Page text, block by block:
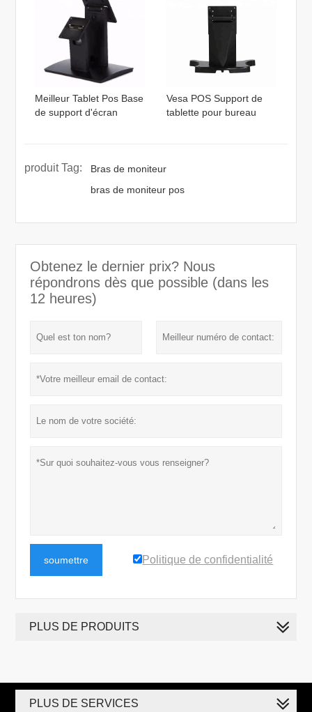
Meilleur Tablet Pos Base
de support d'écran
Vesa POS Support de
tablette pour bureau
produit Tag:
Bras de moniteur
bras de moniteur pos
Obtenez le dernier prix? Nous
répondrons dès que possible (dans les
12 heures)
soumettre Politique de confidentialité
PLUS DE PRODUITS
PLUS DE SERVICES